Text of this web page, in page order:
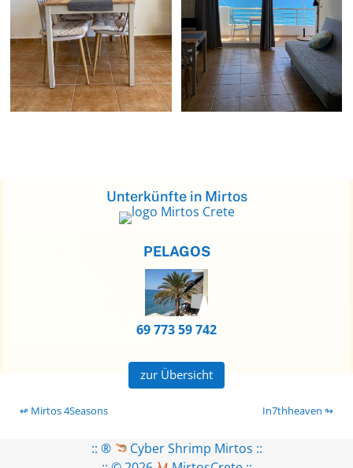
Unterkünfte in Mirtos
PELAGOS
69 773 59 742
zur Übersicht
In7thheaven ↬
↫ Mirtos 4Seasons
:: ® Cyber Shrimp Mirtos ::